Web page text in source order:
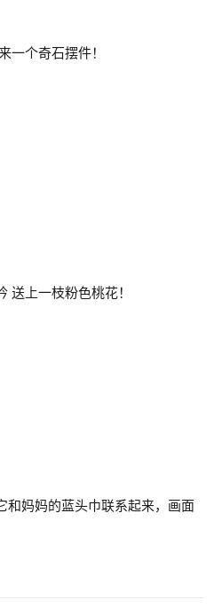
个奇石摆件！
上一枝粉色桃花！
和妈妈的蓝头巾联系起来，画面